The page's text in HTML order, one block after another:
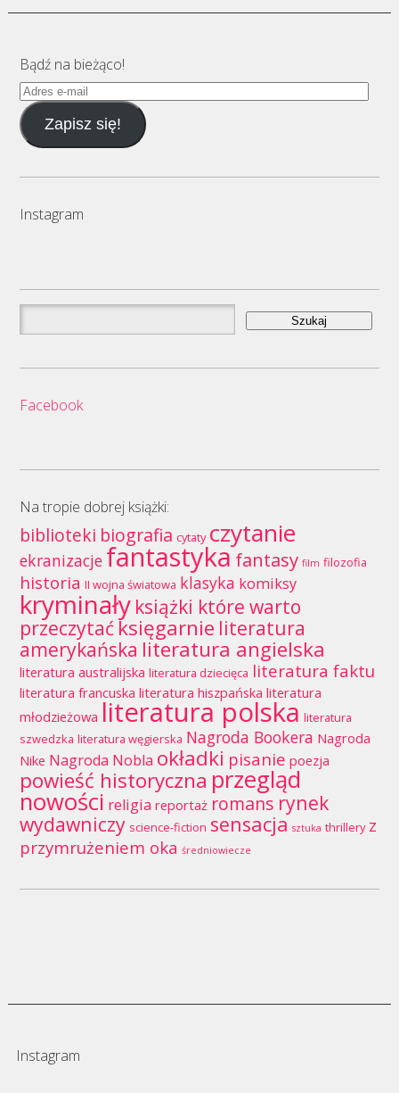
Bądź na bieżąco!
Adres
e-
mailZapisz się!
Instagram
Szukaj:
Facebook
Na tropie dobrej książki:
biblioteki biografia cytaty czytanie
ekranizacje fantastykafantasy film filozofia
historia II wojna światowa klasyka komiksy
kryminały książki które warto
przeczytaćksięgarnie literatura
amerykańska literatura angielska
literatura australijska literatura dziecięca literatura faktu
literatura francuska literatura hiszpańska literatura
młodzieżowa literatura polska literatura
szwedzka literatura węgierska Nagroda Bookera Nagroda
Nike Nagroda Nobla okładki pisanie poezja
powieść historyczna przegląd
nowości religia reportaż romans rynek
wydawniczy science-fiction sensacja sztuka thrillery z
przymrużeniem oka średniowiecze
Instagram